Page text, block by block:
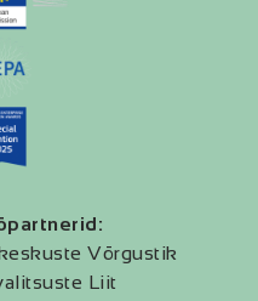
Võrgustik
Liit